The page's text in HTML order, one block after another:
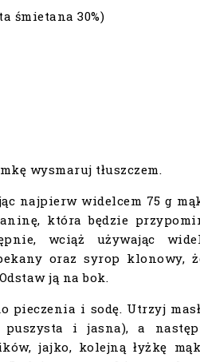
śmietana 30%)
wysmaruj tłuszczem.
najpierw widelcem 75 g
która będzie
wciąż używając
oraz syrop klonowy,
ją na bok.
pieczenia i sodę. Utrzyj
puszysta i jasna), a
jajko, kolejną łyżkę